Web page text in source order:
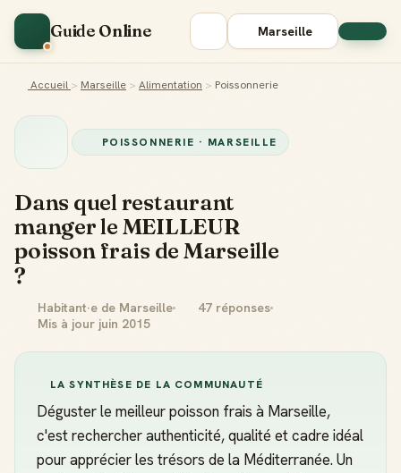
Guide Online Marseille
Accueil > Marseille > Alimentation > Poissonnerie
POISSONNERIE · MARSEILLE
Dans quel restaurant
manger le MEILLEUR
poisson frais de Marseille
?
Habitant·e de Marseille
47 réponses
Mis à jour juin 2015
LA SYNTHÈSE DE LA COMMUNAUTÉ
Déguster le meilleur poisson frais à Marseille,
c'est rechercher authenticité, qualité et cadre idéal
pour apprécier les trésors de la Méditerranée. Un